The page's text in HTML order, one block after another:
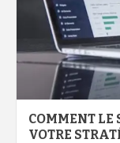
COMMENT LE
VOTRE